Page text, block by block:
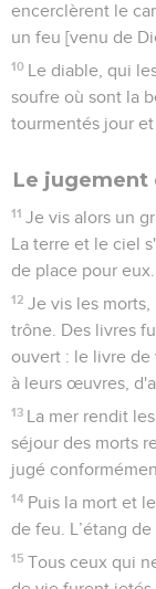
encerclèrent le
un feu [venu de
10 Le diable, qui
soufre où sont la
tourmentés jour et
Le jugement
11 Je vis alors un
La terre et le ciel
de place pour eux.
12 Je vis les
trône. Des livres
ouvert : le livre
à leurs œuvres,
13 La mer rendit
séjour des morts
jugé
14 Puis la mort et
de feu. L’étang
15 Tous ceux qui